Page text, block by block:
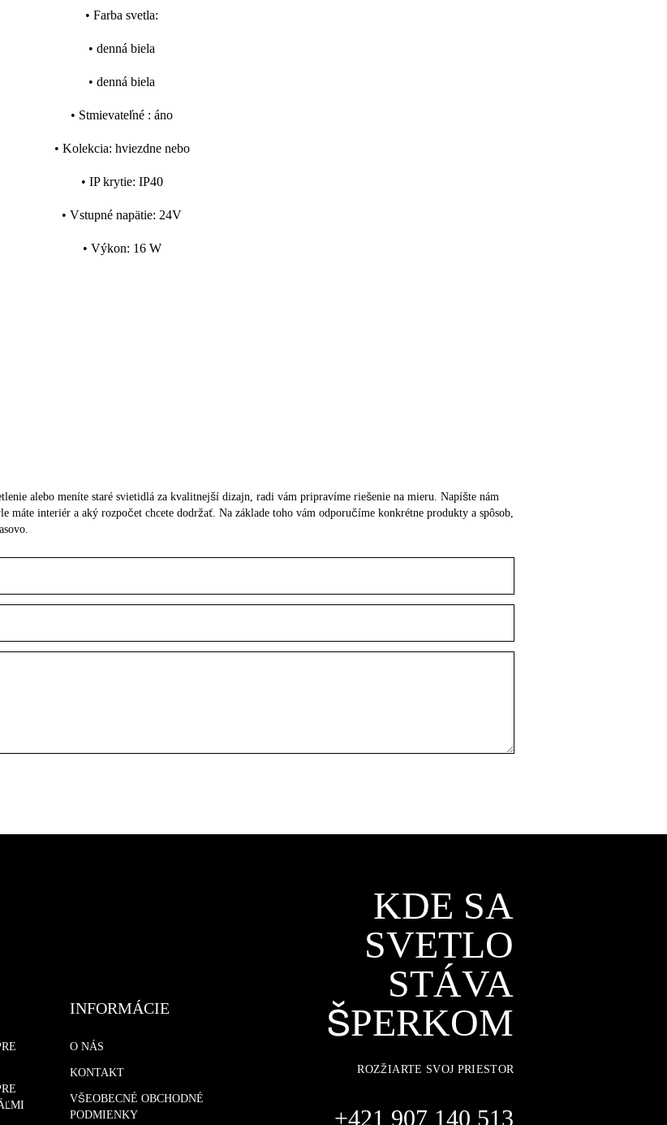
• Farba svetla:
• denná biela
• denná biela
• Stmievateľné : áno
• Kolekcia: hviezdne nebo
• IP krytie: IP40
• Vstupné napätie: 24V
• Výkon: 16 W
alebo meníte staré svietidlá za kvalitnejší dizajn, radi vám pripravíme riešenie na mieru. Napíšte nám
máte interiér a aký rozpočet chcete dodržať. Na základe toho vám odporučíme konkrétne produkty a spôsob,
INFORMÁCIE
O NÁS
KONTAKT
VŠEOBECNÉ OBCHODNÉ
PODMIENKY
KDE SA
SVETLO
STÁVA
ŠPERKOM
ROZŽIARTE SVOJ PRIESTOR
+421 907 140 513